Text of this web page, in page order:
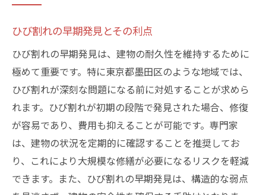
ひび割れの早期発見とその利点
ひび割れの早期発見は、建物の耐久性を維持するために
極めて重要です。特に東京都墨田区のような地域では、
ひび割れが深刻な問題になる前に対処することが求めら
れます。ひび割れが初期の段階で発見された場合、修復
が容易であり、費用も抑えることが可能です。専門家
は、建物の状況を定期的に確認することを推奨してお
り、これにより大規模な修繕が必要になるリスクを軽減
できます。また、ひび割れの早期発見は、構造的な弱点